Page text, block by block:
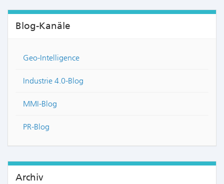
Blog-Kanäle
Geo-Intelligence
Industrie 4.0-Blog
MMI-Blog
PR-Blog
Archiv